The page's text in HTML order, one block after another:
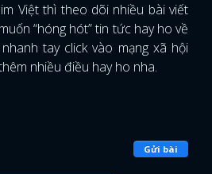
Việt thì theo dõi nhiều bài viết
“hóng hót” tin tức hay ho về
tay click vào mạng xã hội
nhiều điều hay ho nha.
Gửi bài